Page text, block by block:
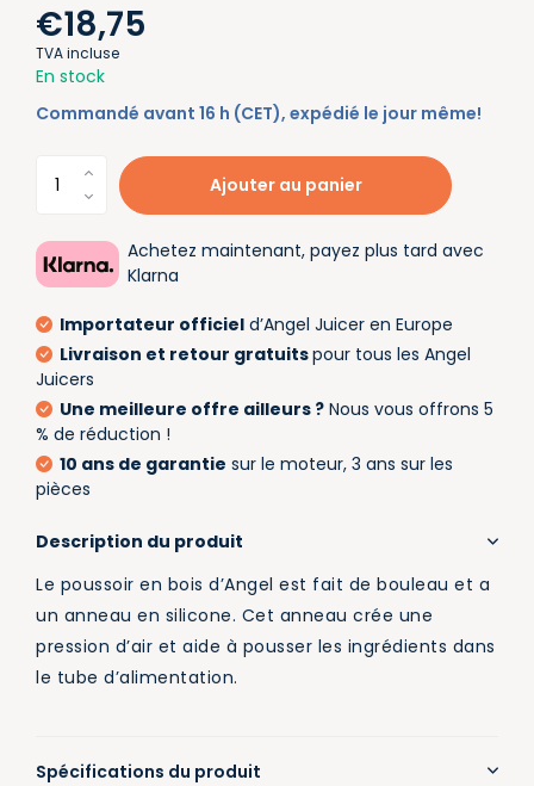
€18,75
TVA incluse
En stock
Commandé avant 16 h (CET), expédié le jour même!
Ajouter au panier
Achetez maintenant, payez plus tard avec
Klarna
Importateur officiel d’Angel Juicer en Europe
Livraison et retour gratuitspour tous les Angel
Juicers
Une meilleure offre ailleurs ? Nous vous offrons 5
% de réduction !
10 ans de garantie sur le moteur, 3 ans sur les
pièces
Description du produit
Le poussoir en bois d’Angel est fait de bouleau et a
un anneau en silicone. Cet anneau crée une
pression d’air et aide à pousser les ingrédients dans
le tube d’alimentation.
Spécifications du produit